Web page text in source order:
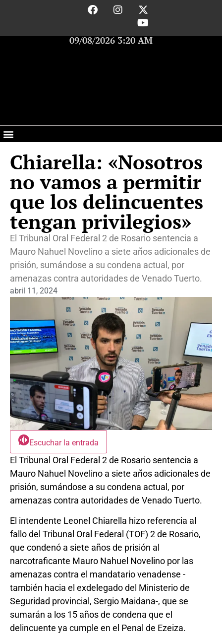
09/08/2026 3:20 AM
Chiarella: «Nosotros
no vamos a permitir
que los delincuentes
tengan privilegios»
El Tribunal Oral Federal 2 de Rosario sentencia a
Mauro Nahuel Novelino a siete años adicionales de
prisión, sumándose a su condena actual, por
amenazas contra autoridades de Venado Tuerto.
abril 11, 2024
Escuchar la entrada
El Tribunal Oral Federal 2 de Rosario sentencia a
Mauro Nahuel Novelino a siete años adicionales de
prisión, sumándose a su condena actual, por
amenazas contra autoridades de Venado Tuerto.
El intendente Leonel Chiarella hizo referencia al
fallo del Tribunal Oral Federal (TOF) 2 de Rosario,
que condenó a siete años de prisión al
narcotraficante Mauro Nahuel Novelino por las
amenazas contra el mandatario venadense -
también hacia el exdelegado del Ministerio de
Seguridad provincial, Sergio Maidana-, que se
sumarán a los 15 años de condena que el
delincuente ya cumple en el Penal de Ezeiza.